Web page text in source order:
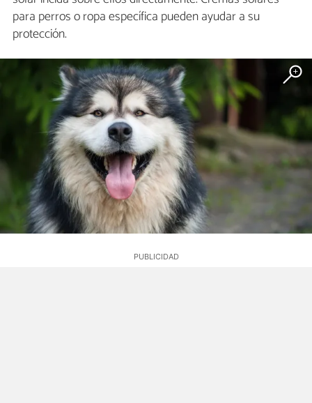
para perros o ropa específica pueden ayudar a su
protección.